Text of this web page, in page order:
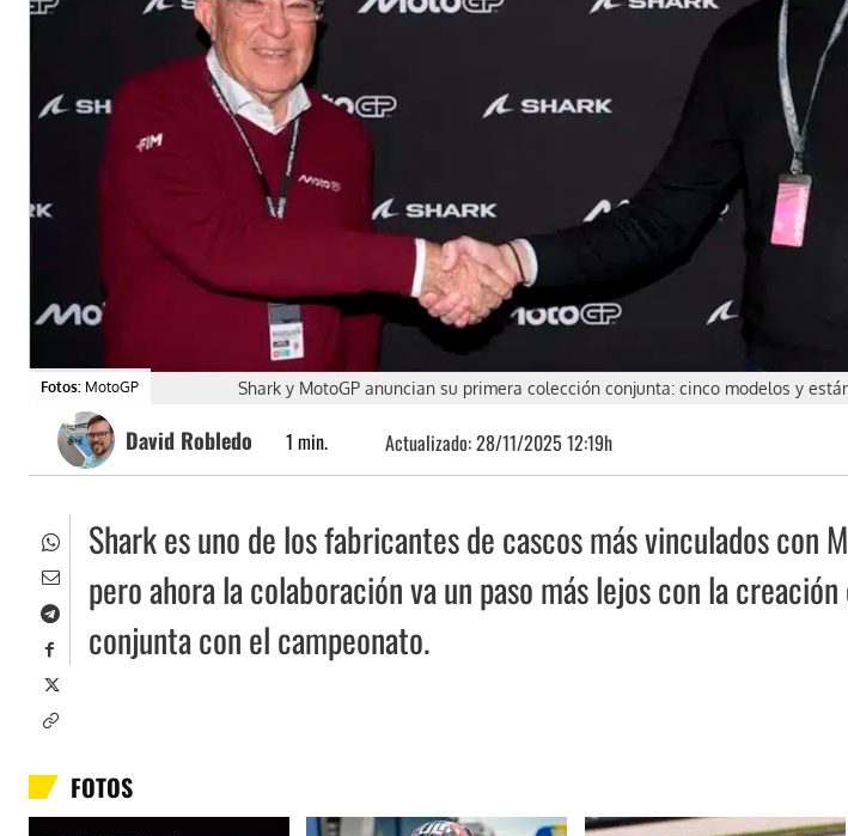
Shark y MotoGP anuncian su primera colección conjunta: cinco modelos y
Fotos: MotoGP
David Robledo 1 min. Actualizado:28/11/2025 12:19h
Shark es uno de los fabricantes de cascos más vinculados con
pero ahora la colaboración va un paso más lejos con la
conjunta con el campeonato.
FOTOS